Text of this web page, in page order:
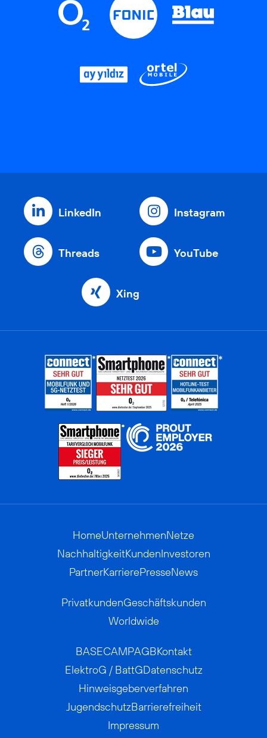
LinkedIn Instagram
Threads YouTube
Xing
HomeUnternehmenNetze
NachhaltigkeitKundenInvestoren
PartnerKarrierePresseNews
PrivatkundenGeschäftskunden
Worldwide
BASECAMPAGBKontakt
ElektroG / BattGDatenschutz
Hinweisgeberverfahren
JugendschutzBarrierefreiheit
Impressum